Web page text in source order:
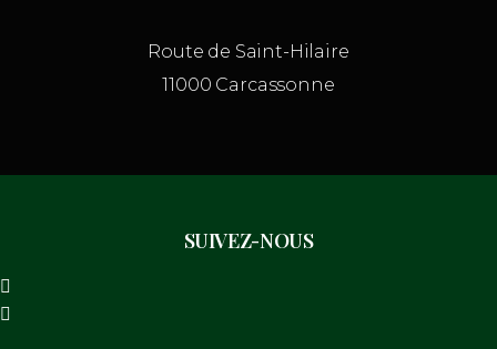
Route de Saint-Hilaire
11000 Carcassonne
SUIVEZ-NOUS